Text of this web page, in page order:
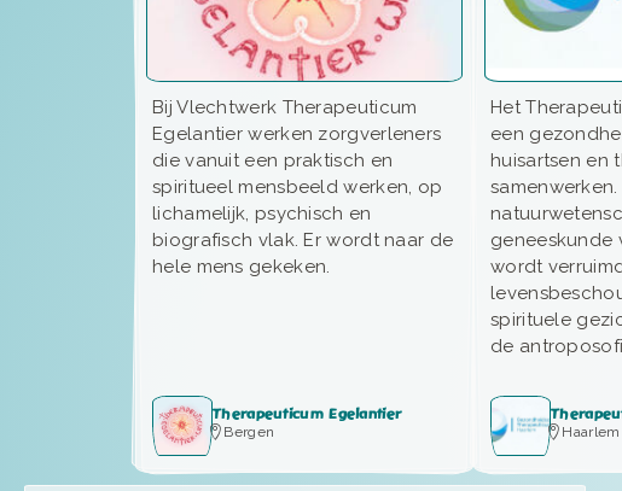
Bij Vlechtwerk Therapeuticum
Egelantier werken zorgverleners
die vanuit een praktisch en
spiritueel mensbeeld werken, op
lichamelijk, psychisch en
biografisch vlak. Er wordt naar de
hele mens gekeken.
Therapeuticum Egelantier
Bergen
Het
een
huisartsen en
geneeskunde
wordt
spirituele
de
Haarlem